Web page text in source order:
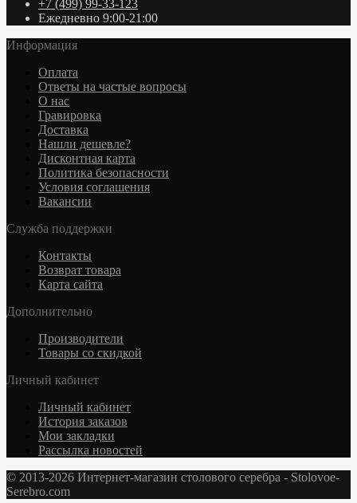
+7 (499) 99-33-123
Ежедневно 9:00-21:00
Информация
Оплата
Ответы на частые вопросы
О нас
Гравировка
Доставка
Нашли дешевле?
Дисконтная карта
Политика безопасности
Условия соглашения
Вакансии
Служба поддержки
Контакты
Возврат товара
Карта сайта
Дополнительно
Производители
Товары со скидкой
Личный кабинет
Личный кабинет
История заказов
Мои закладки
Рассылка новостей
© 2013-2026 Интернет-магазин столового серебра - Stolovoe-
Serebro.com